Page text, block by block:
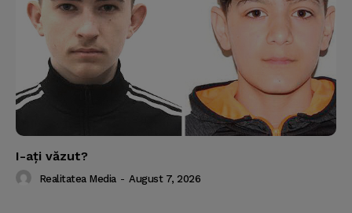
I-aţi văzut?
Realitatea Media - August 7, 2026